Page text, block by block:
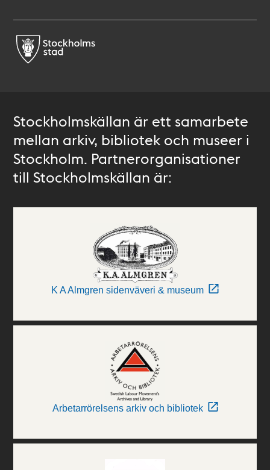
Stockholmskällan är ett samarbete
mellan arkiv, bibliotek och museer i
Stockholm. Partnerorganisationer
till Stockholmskällan är:
K A Almgren sidenväveri & museum
Arbetarrörelsens arkiv och bibliotek